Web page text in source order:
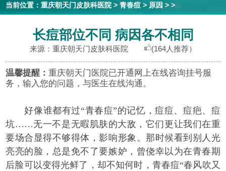
当前位置：重庆朝天门皮肤科医院>青春痘 > 原因 > >
长痘部位不同 病因各不相同
来源：重庆朝天门皮肤科医院 (164人推荐）
温馨提醒：重庆朝天门医院已开通网上在线咨询挂号服
务，输入您的问题，与医生在线沟通。
好像谁都有过“青春痘”的记忆，痘痘、痘疤、痘
坑……无一不是无暇肌肤的大敌，它们更让我们在重
要场合显得不够得体，影响形象。那时候看到别人光
亮亮的脸，总是免不了要嫉妒，曾侥幸以为在青春期
后脸可以变得光鲜了，却不知何时，青春痘“春风吹又